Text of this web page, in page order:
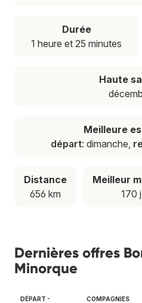
Durée
1 heure et 25 minutes
Haute
Meilleure
départ: dimanche,
Distance
656 km
Meilleur
170
Dernières offres
Minorque
DÉPART -
COMPAGNIES